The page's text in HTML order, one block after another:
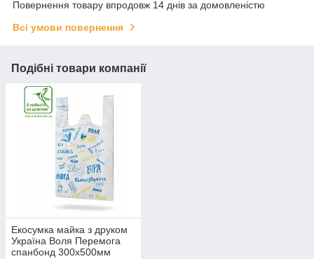
Повернення товару впродовж 14 днів за домовленістю
Всі умови повернення
Подібні товари компанії
Екосумка майка з друком
Україна Воля Перемога
спанбонд 300х500мм